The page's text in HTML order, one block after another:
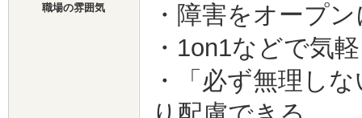
職場の雰囲気
・障害をオープ
・1on1などで気
・「必ず無理し